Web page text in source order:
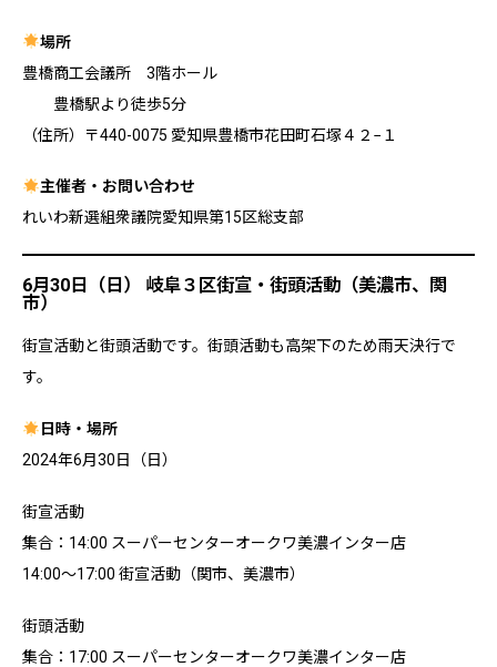
場所
豊橋商工会議所 3階ホール
豊橋駅より徒歩5分
（住所）〒440-0075 愛知県豊橋市花田町石塚４２−１
主催者・お問い合わせ
れいわ新選組衆議院愛知県第15区総支部
6月30日（日） 岐阜３区街宣・街頭活動（美濃市、関
市）
街宣活動と街頭活動です。街頭活動も高架下のため雨天決行で
す。
日時・場所
2024年6月30日（日）
街宣活動
集合：14:00 スーパーセンターオークワ美濃インター店
14:00～17:00 街宣活動（関市、美濃市）
街頭活動
集合：17:00 スーパーセンターオークワ美濃インター店